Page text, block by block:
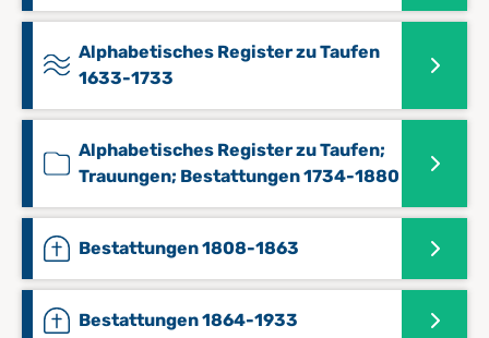
Alphabetisches Register zu Taufen
1633-1733
Alphabetisches Register zu Taufen;
Trauungen; Bestattungen 1734-1880
Bestattungen 1808-1863
Bestattungen 1864-1933